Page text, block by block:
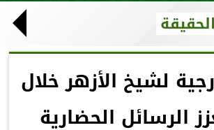
لشيخ الأزهر خلال
تعزز الرسائل الحضارية